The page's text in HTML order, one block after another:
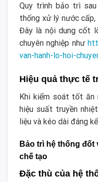
Quy trình bảo trì
thống xử lý nước
Đây là nội dung cốt
chuyên nghiệp như
van-hanh-lo-hoi-
Hiệu quả thực tế
Khi kiểm soát tốt ăn
hiệu suất truyền
liệu và kéo dài đáng
Bảo trì hệ thống
chế tạo
Đặc thù của hệ